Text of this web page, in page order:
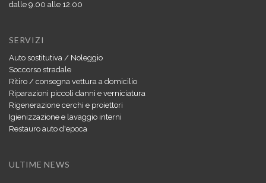
dalle 9.00 alle 12.00
SERVIZI
Auto sostitutiva / Noleggio
Soccorso stradale
Ritiro / consegna vettura a domicilio
Riparazioni piccoli danni e verniciatura
Rigenerazione cerchi e proiettori
Igienizzazione e lavaggio interni
Restauro auto d'epoca
ULTIME NEWS